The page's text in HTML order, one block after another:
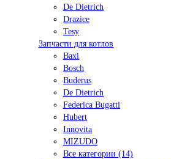
De Dietrich
Drazice
Tesy
Запчасти для котлов
Baxi
Bosch
Buderus
De Dietrich
Federica Bugatti
Hubert
Innovita
MIZUDO
Все категории (14)